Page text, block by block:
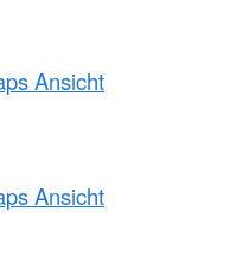
Ansicht
Ansicht